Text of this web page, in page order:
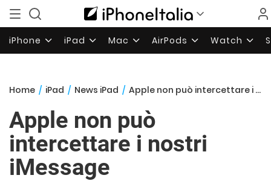
iPhone iPad Mac AirPods Watch
Home / iPad / News iPad / Apple non può intercettare i nostri iMessage
Apple non può
intercettare i nostri
iMessage